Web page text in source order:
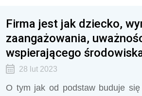
Firma jest jak dziecko,
zaangażowania,
wspierającego
28 lut 2023
O tym jak od podstaw buduje